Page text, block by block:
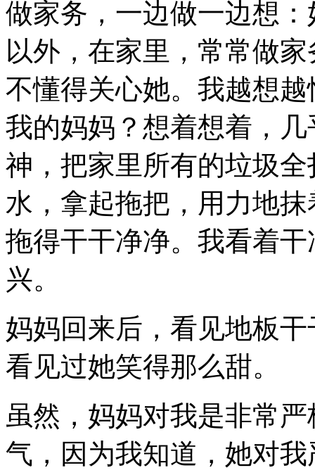
做家务，一边做一边想
以外，在家里，常常做
不懂得关心她。我越想
我的妈妈？想着想着，
神，把家里所有的垃圾
水，拿起拖把，用力地
拖得干干净净。我看着
兴。
妈妈回来后，看见地板
看见过她笑得那么甜。
虽然，妈妈对我是非常
气，因为我知道，她对